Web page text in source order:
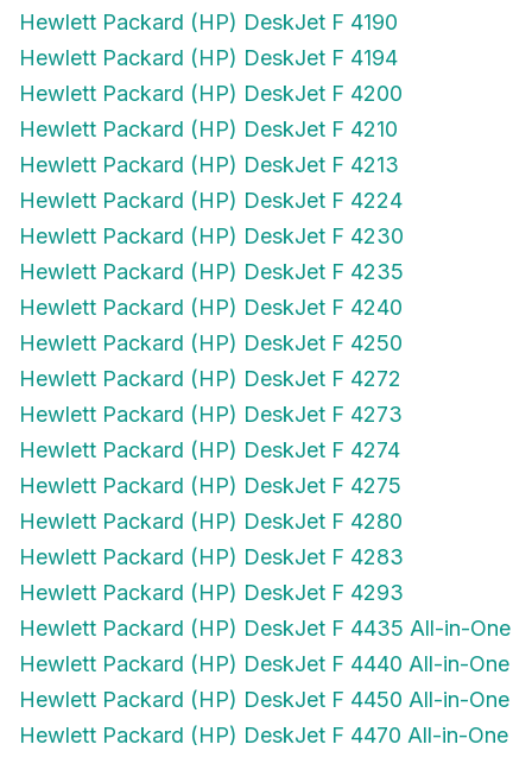
Hewlett Packard (HP) DeskJet F 4190
Hewlett Packard (HP) DeskJet F 4194
Hewlett Packard (HP) DeskJet F 4200
Hewlett Packard (HP) DeskJet F 4210
Hewlett Packard (HP) DeskJet F 4213
Hewlett Packard (HP) DeskJet F 4224
Hewlett Packard (HP) DeskJet F 4230
Hewlett Packard (HP) DeskJet F 4235
Hewlett Packard (HP) DeskJet F 4240
Hewlett Packard (HP) DeskJet F 4250
Hewlett Packard (HP) DeskJet F 4272
Hewlett Packard (HP) DeskJet F 4273
Hewlett Packard (HP) DeskJet F 4274
Hewlett Packard (HP) DeskJet F 4275
Hewlett Packard (HP) DeskJet F 4280
Hewlett Packard (HP) DeskJet F 4283
Hewlett Packard (HP) DeskJet F 4293
Hewlett Packard (HP) DeskJet F 4435 All-in-One
Hewlett Packard (HP) DeskJet F 4440 All-in-One
Hewlett Packard (HP) DeskJet F 4450 All-in-One
Hewlett Packard (HP) DeskJet F 4470 All-in-One